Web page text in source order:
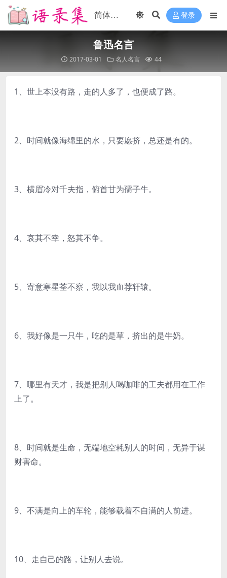
登录
鲁迅名言
2017-03-01 名人名言 44
1、世上本没有路，走的人多了，也便成了路。
2、时间就像海绵里的水，只要愿挤，总还是有的。
3、横眉冷对千夫指，俯首甘为孺子牛。
4、哀其不幸，怒其不争。
5、寄意寒星荃不察，我以我血荐轩辕。
6、我好像是一只牛，吃的是草，挤出的是牛奶。
7、哪里有天才，我是把别人喝咖啡的工夫都用在工作
上了。
8、时间就是生命，无端地空耗别人的时间，无异于谋
财害命。
9、不满是向上的车轮，能够载着不自满的人前进。
10、走自己的路，让别人去说。